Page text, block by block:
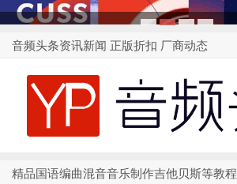
1 2 3 4
音频头条资讯新闻 正版折扣 厂商动态
精品国语编曲混音音乐制作吉他贝斯等教程